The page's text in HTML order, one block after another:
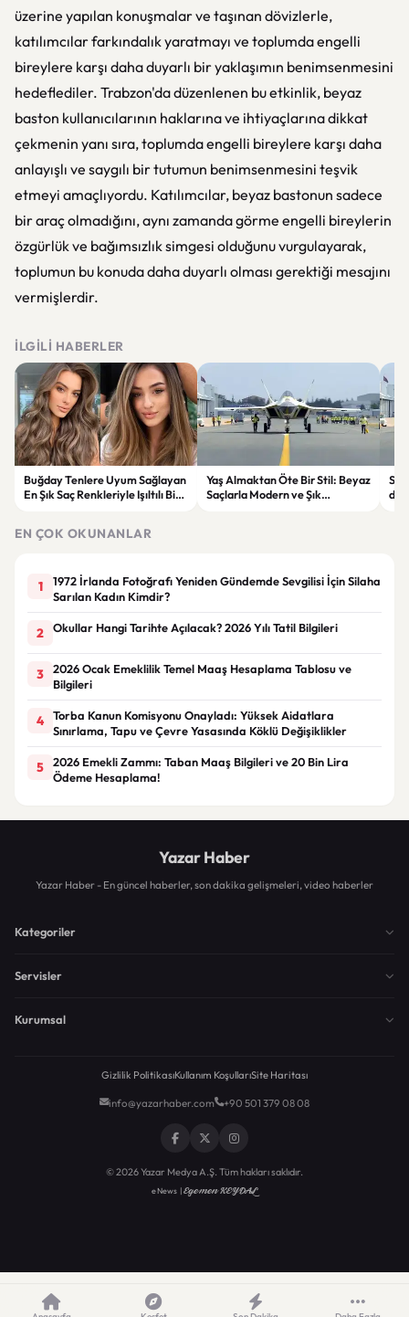
üzerine yapılan konuşmalar ve taşınan dövizlerle,
katılımcılar farkındalık yaratmayı ve toplumda engelli
bireylere karşı daha duyarlı bir yaklaşımın benimsenmesini
hedeflediler. Trabzon'da düzenlenen bu etkinlik, beyaz
baston kullanıcılarının haklarına ve ihtiyaçlarına dikkat
çekmenin yanı sıra, toplumda engelli bireylere karşı daha
anlayışlı ve saygılı bir tutumun benimsenmesini teşvik
etmeyi amaçlıyordu. Katılımcılar, beyaz bastonun sadece
bir araç olmadığını, aynı zamanda görme engelli bireylerin
özgürlük ve bağımsızlık simgesi olduğunu vurgulayarak,
toplumun bu konuda daha duyarlı olması gerektiği mesajını
vermişlerdir.
İLGILI HABERLER
Buğday Tenlere Uyum Sağlayan
En Şık Saç Renkleriyle Işıltılı Bir
Yaş Almaktan Öte Bir Stil: Beyaz
Saçlarla Modern ve Şık
EN ÇOK OKUNANLAR
1
1972 İrlanda Fotoğrafı Yeniden Gündemde Sevgilisi İçin Silaha
Sarılan Kadın Kimdir?
2 Okullar Hangi Tarihte Açılacak? 2026 Yılı Tatil Bilgileri
3
2026 Ocak Emeklilik Temel Maaş Hesaplama Tablosu ve
Bilgileri
4
Torba Kanun Komisyonu Onayladı: Yüksek Aidatlara
Sınırlama, Tapu ve Çevre Yasasında Köklü Değişiklikler
5
2026 Emekli Zammı: Taban Maaş Bilgileri ve 20 Bin Lira
Ödeme Hesaplama!
Yazar Haber
Yazar Haber - En güncel haberler, son dakika gelişmeleri, video haberler
Kategoriler
Servisler
Kurumsal
Gizlilik PolitikasıKullanım KoşullarıSite Haritası
info@yazarhaber.com +90 501 379 08 08
© 2026 Yazar Medya A.Ş. Tüm hakları saklıdır.
eNews |Egemen KEYDAL